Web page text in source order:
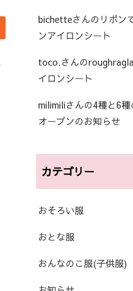
bichetteさんのリボン
ンアイロンシート
toco.さんの
イロンシート
milimiliさんの4種と6
オープンのお知らせ
カテゴリー
おそろい服
おとな服
おんなのこ服(子供服)